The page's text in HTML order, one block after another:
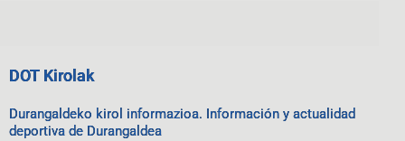
DOT Kirolak
Durangaldeko kirol informazioa. Información y actualidad
deportiva de Durangaldea